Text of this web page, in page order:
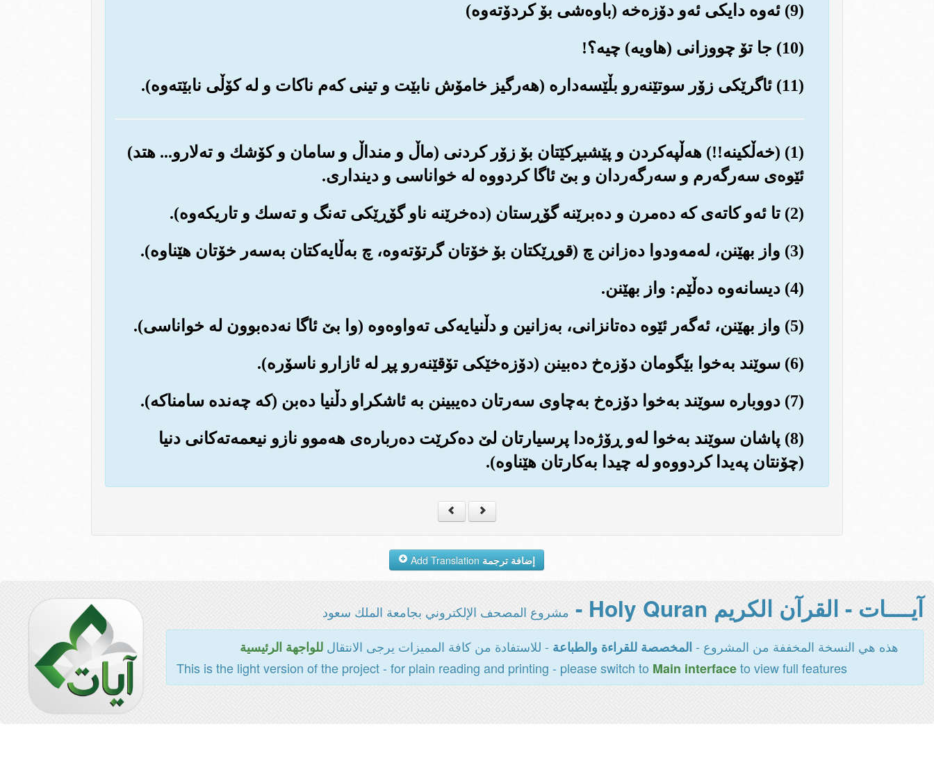
(9) ئه‌وه دایکی ئه‌و دۆزه‌خه (باوه‌شی بۆ کردۆته‌وه‌)
(10) جا تۆ چووزانی (هاویه‌) چیه‌؟!
(11) ئاگرێکی زۆر سوتێنه‌رو بڵێسه‌داره (هه‌رگیز خامۆش نابێت و تینی که‌م ناکات و له کۆڵی نابێته‌وه‌).
(1) (خه‌ڵکینه‌!!) هه‌ڵپه‌کردن و پێشبڕکێتان بۆ زۆر کردنی (ماڵ و منداڵ و سامان و کۆشك و ته‌لارو... هتد)
ئێوه‌ی سه‌رگه‌رم و سه‌رگه‌ردان و بێ ئاگا کردووه له خواناسی و دینداری.
(2) تا ئه‌و کاته‌ی که ده‌مرن و ده‌برێنه گۆڕستان (ده‌خرێنه ناو گۆڕێکی ته‌نگ و ته‌سك و تاریکه‌وه‌).
(3) واز بهێنن، له‌مه‌ودوا ده‌زانن چ (قوڕێکتان بۆ خۆتان گرتۆته‌وه‌، چ به‌ڵایه‌کتان به‌سه‌ر خۆتان هێناوه‌).
(4) دیسانه‌وه ده‌ڵێم: واز بهێنن.
(5) واز بهێنن، ئه‌گه‌ر ئێوه ده‌تانزانی، به‌زانین و دڵنیایه‌کی ته‌واوه‌وه (وا بێ ئاگا نه‌ده‌بوون له خواناسی).
(6) سوێند به‌خوا بێگومان دۆزه‌خ ده‌بینن (دۆزه‌خێکی تۆقێنه‌رو پڕ له ئازارو ناسۆره‌).
(7) دووباره سوێند به‌خوا دۆزه‌خ به‌چاوی سه‌رتان ده‌یبینن به ئاشکراو دڵنیا ده‌بن (که چه‌نده سامناکه‌).
(8) پاشان سوێند به‌خوا له‌و ڕۆژه‌دا پرسیارتان لێ ده‌کرێت ده‌رباره‌ی هه‌موو نازو نیعمه‌ته‌کانی دنیا
(چۆنتان په‌یدا کردووه‌و له چیدا به‌کارتان هێناوه‌).
إضافة ترجمة
آيــــات - القرآن الكريم Holy Quran - مشروع المصحف الإلكتروني بجامعة الملك سعود
هذه هي النسخة المخففة من المشروع - المخصصة للقراءة والطباعة - للاستفادة من كافة المميزات يرجى الانتقالللواجهة الرئيسية
This is the light version of the project - for plain reading and printing - please switch to Main interfaceto view full features